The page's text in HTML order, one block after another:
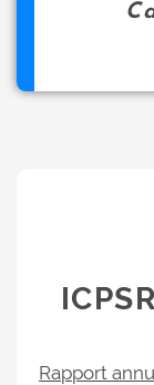
Rapport